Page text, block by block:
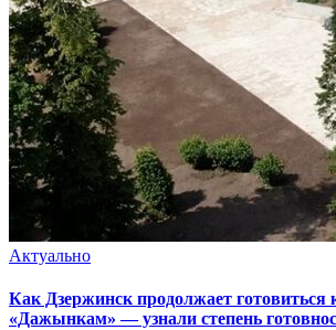
Актуально
Как Дзержинск продолжает готовиться
«Дажынкам» — узнали степень